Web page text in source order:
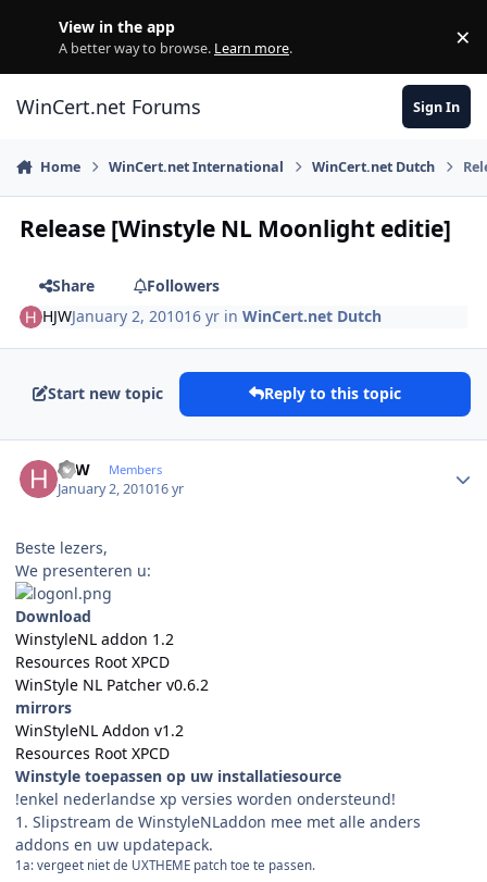
View in the app
A better way to browse. Learn more. ×
WinCert.net Forums Sign In
Home WinCert.net International WinCert.net Dutch
Release [Winstyle NL Moonlight editie]
Share
Followers
HJWJanuary 2, 201016 yr inWinCert.net Dutch
Start new topic Reply to this topic
HJW Members
January 2, 201016 yr
Beste lezers,
We presenteren u:
Download
WinstyleNL addon 1.2
Resources Root XPCD
WinStyle NL Patcher v0.6.2
mirrors
WinStyleNL Addon v1.2
Resources Root XPCD
Winstyle toepassen op uw installatiesource
!enkel nederlandse xp versies worden ondersteund!
1. Slipstream de WinstyleNLaddon mee met alle anders
addons en uw updatepack.
1a: vergeet niet de UXTHEME patch toe te passen.